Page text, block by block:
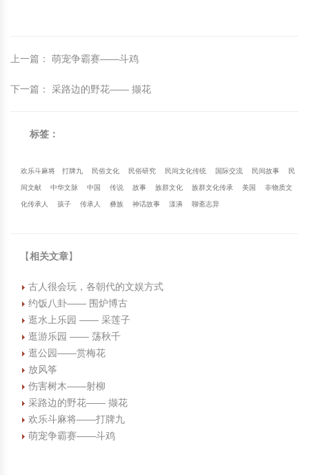
提线木偶
剪纸艺术
提线木偶
剪纸艺术
上一篇 ： 萌宠争霸赛——斗鸡
下一篇 ： 采路边的野花—— 撷花
标签：
欢乐斗麻将 打牌九 民俗文化 民俗研究 民间文化传统 国际交流 民间故事 民
间文献 中华文脉 中国 传说 故事 族群文化 族群文化传承 美国 非物质文
化传承人 孩子 传承人 彝族 神话故事 漾濞 聊斋志异
【相关文章】
古人很会玩，各朝代的文娱方式
约饭八卦—— 围炉博古
逛水上乐园 —— 采莲子
逛游乐园 —— 荡秋千
逛公园——赏梅花
放风筝
伤害树木——射柳
采路边的野花—— 撷花
欢乐斗麻将——打牌九
萌宠争霸赛——斗鸡